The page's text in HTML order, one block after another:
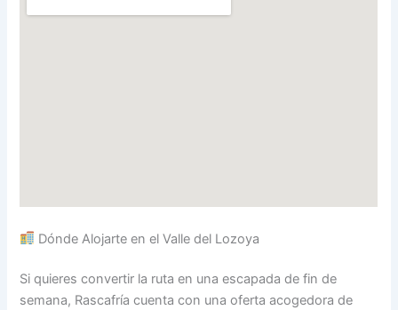
Dónde Alojarte en el Valle del Lozoya
Si quieres convertir la ruta en una escapada de fin de
semana, Rascafría cuenta con una oferta acogedora de